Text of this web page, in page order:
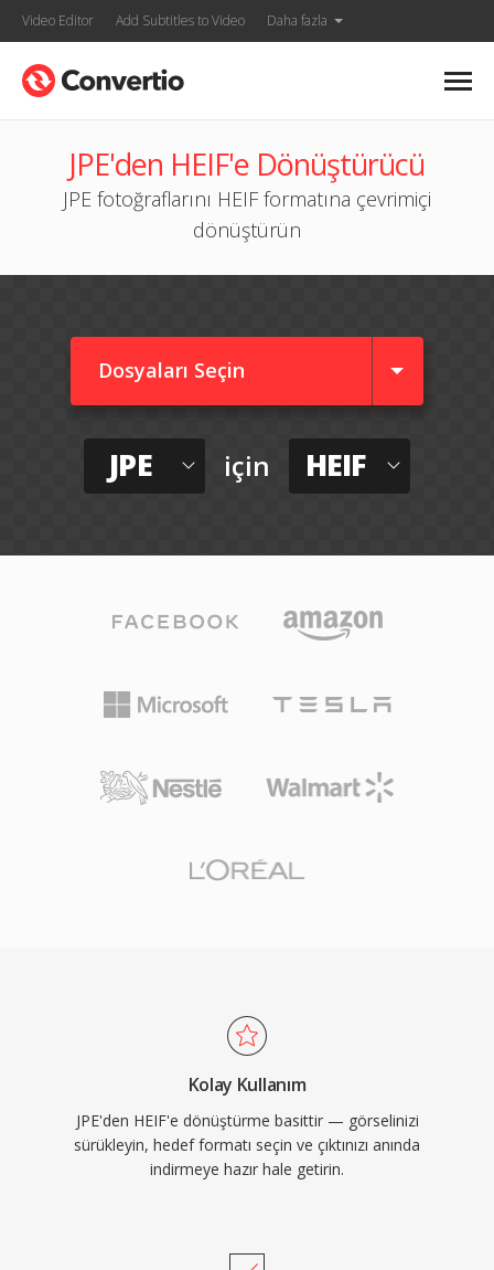
Video Editor Add Subtitles to Video Daha fazla
JPE'den HEIF'e Dönüştürücü
JPE fotoğraflarını HEIF formatına çevrimiçi
dönüştürün
Dosyaları Seçin
JPE için HEIF
Kolay Kullanım
JPE'den HEIF'e dönüştürme basittir — görselinizi
sürükleyin, hedef formatı seçin ve çıktınızı anında
indirmeye hazır hale getirin.